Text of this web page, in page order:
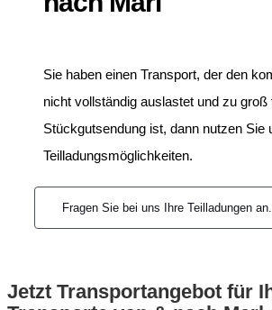
Sie haben einen Transport, der den
nicht vollständig auslastet und zu groß
Stückgutsendung ist, dann nutzen Sie
Teilladungsmöglichkeiten.
Fragen Sie bei uns Ihre Teilladungen an.
Jetzt Transportangebot für